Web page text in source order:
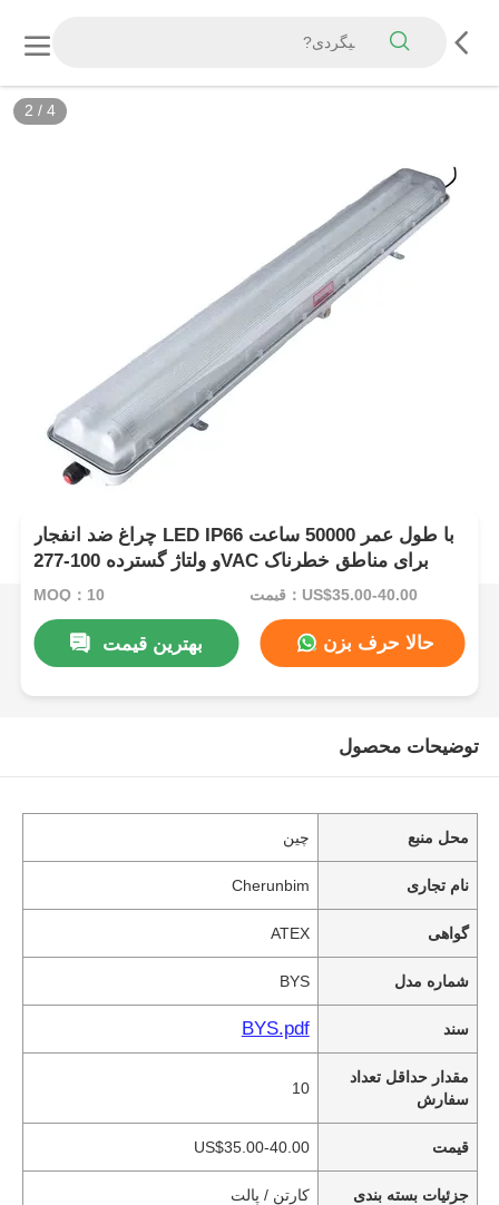
2 / 4
چراغ ضد انفجار LED IP66 با طول عمر 50000 ساعت
و ولتاژ گسترده 100-277VAC برای مناطق خطرناک
MOQ：10 قیمت：US$35.00-40.00
بهترین قیمت حالا حرف بزن
توضیحات محصول
محل منبع چین
نام تجاری Cherunbim
گواهی ATEX
شماره مدل BYS
سند BYS.pdf
مقدار حداقل تعداد
سفارش
10
قیمت US$35.00-40.00
جزئیات بسته بندی کارتن / پالت